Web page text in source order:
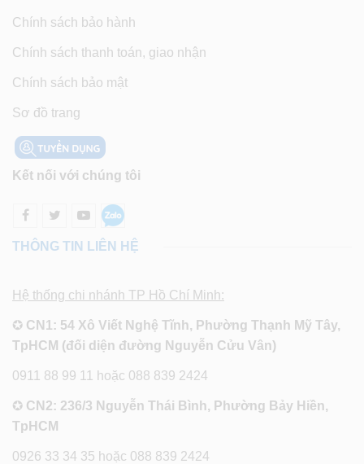
Chính sách bảo hành
Chính sách thanh toán, giao nhận
Chính sách bảo mật
Sơ đồ trang
Kết nối với chúng tôi
THÔNG TIN LIÊN HỆ
Hệ thống chi nhánh TP Hồ Chí Minh:
✪ CN1: 54 Xô Viết Nghệ Tĩnh, Phường Thạnh Mỹ Tây,
TpHCM (đối diện đường Nguyễn Cửu Vân)
0911 88 99 11 hoặc 088 839 2424
✪ CN2: 236/3 Nguyễn Thái Bình, Phường Bảy Hiền,
TpHCM
0926 33 34 35 hoặc 088 839 2424